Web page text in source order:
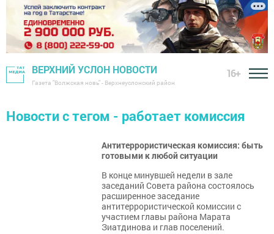
ВЕРХНИЙ УСЛОН НОВОСТИ
Газета "Волжская новь" - Верхнеуслонский район
16+
Новости с тегом - работает комиссия
Антитеррористическая комиссия: быть
готовыми к любой ситуации
В конце минувшей недели в зале
заседаний Совета района состоялось
расширенное заседание
антитеррористической комиссии с
участием главы района Марата
Зиатдинова и глав поселений.